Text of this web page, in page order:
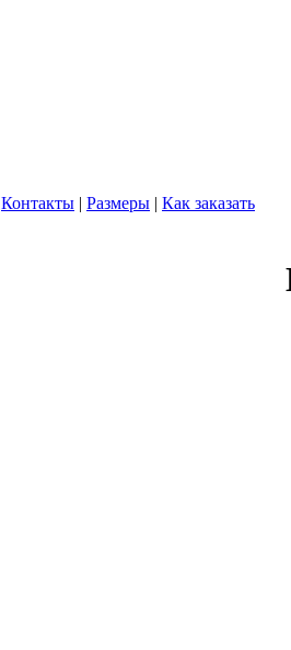
Контакты | Размеры | Как заказать